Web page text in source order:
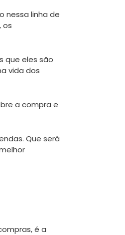
nessa linha de
os
que eles são
vida dos
a compra e
Que será
é a